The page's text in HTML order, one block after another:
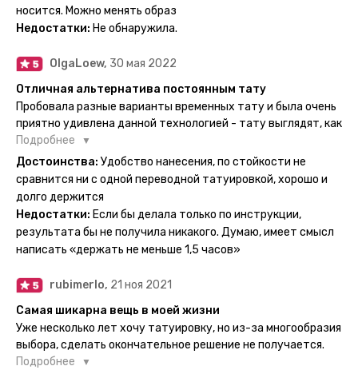
Посмотрю как булет ы носке. Обязательно закажу ещё.
носится. Можно менять образ
Недостатки: Не обнаружила.
OlgaLoew, 30 мая 2022
Отличная альтернатива постоянным тату
Пробовала разные варианты временных тату и была очень
приятно удивлена данной технологией - тату выглядят, как
настоящие, и не тускнеют больше недели даже несмотря
на контакты с водой! На сайте очень большой выбор по
тематике и размерам, быстрая доставка. Заказывала сразу
очередного рисунка у меня на руке друзья до сих пор
каждый раз уточняют, временная ли тату или я всё-таки
решила себе что-то набить :) Т. к. если следовать
инструкции, то её действительно не отличить от
настоящей. Главное, не стараться перевести большую
тату на какой-то маленький участок кожи (например,
запястье) - вследствие чего могут плохо отпечататься
какие-то части рисунка. Но это, скажем так, риски, которые
вы берёте на себя сами ;)
Подробнее
Достоинства: Удобство нанесения, по стойкости не
сравнится ни с одной переводной татуировкой, хорошо и
долго держится
Недостатки: Если бы делала только по инструкции,
результата бы не получила никакого. Думаю, имеет смысл
написать «держать не меньше 1,5 часов»
rubimerlo, 21 ноя 2021
Самая шикарна вещь в моей жизни
Уже несколько лет хочу татуировку, но из-за многообразия
выбора, сделать окончательное решение не получается.
Поэтому everink стали для меня настоящей находкой. Как
Подробнее